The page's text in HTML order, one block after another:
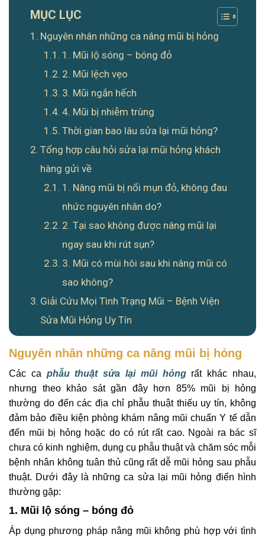
MỤC LỤC
Nguyên nhân những ca nâng mũi bị hỏng
1. Mũi lộ sóng – bóng đỏ
2. Mũi lệch vẹo
3. Mũi ngắn hếch
4. Mũi bị nhiễm trùng
Thời gian bao lâu sửa lại mũi hỏng?
Tổng hợp câu hỏi sửa lại mũi hỏng khách
hàng gửi về
1. Nâng mũi bị nổi mụn đỏ, không đau
nhức nguyên nhân do?
2. Tại sao không được nâng mũi lại
ngay sau khi rút sụn?
3. Mũi có mùi hôi sau khi nâng mũi có
sao không?
Giải Cứu Mọi Tình Trạng Mũi – Bệnh Viện
Sửa Mũi Hỏng Uy Tín
Nguyên nhân những ca nâng mũi bị hỏng
Các ca phẫu thuật sửa lại mũi hỏng rất khác nhau,
nhưng theo khảo sát gần đây hơn 85% mũi bị hỏng
thường do đến các địa chỉ phẫu thuật thiếu uy tín, không
đảm bảo điều kiện phòng khám nâng mũi chuẩn Y tế dẫn
đến mũi bị hỏng hoặc do có rút rất cao. Ngoài ra bác sĩ
chưa có kinh nghiệm, dụng cụ phẫu thuật và chăm sóc mỗi
bệnh nhân không tuân thủ cũng rất dễ mũi hỏng sau phẫu
thuật. Dưới đây là những ca sửa lại mũi hỏng điển hình
thường gặp:
1. Mũi lộ sóng – bóng đỏ
Áp dụng phương pháp nâng mũi không phù hợp với tình